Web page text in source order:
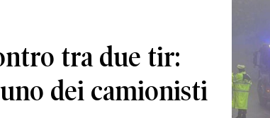
tra due tir:
dei camionisti